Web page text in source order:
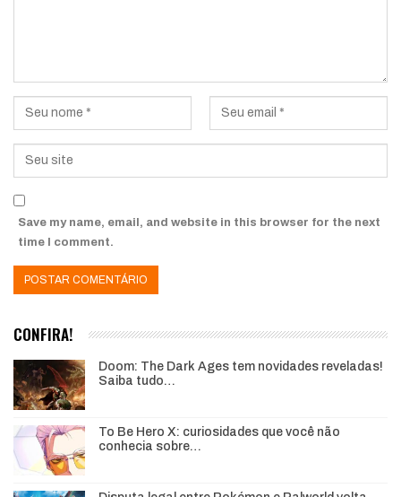
Save my name, email, and website in this browser for the next
time I comment.
CONFIRA!
Doom: The Dark Ages tem novidades reveladas!
Saiba tudo…
To Be Hero X: curiosidades que você não
conhecia sobre…